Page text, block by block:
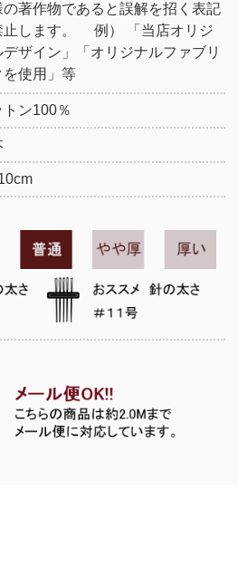
の著作物であると誤解を招く表記
止します。 例） 「当店オリジ
デザイン」「オリジナルファブリ
を使用」等
トン100％